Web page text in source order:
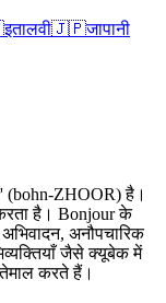
इतालवी🇯🇵जापानी
ZHOOR) है।
है। Bonjour के
अनौपचारिक
जैसे क्यूबेक में
करते हैं।